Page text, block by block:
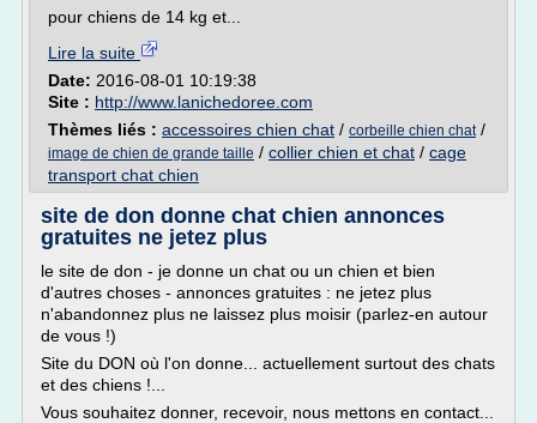
pour chiens de 14 kg et...
Lire la suite
Date: 2016-08-01 10:19:38
Site : http://www.lanichedoree.com
Thèmes liés : accessoires chien chat / corbeille chien chat/
image de chien de grande taille / collier chien et chat / cage
transport chat chien
site de don donne chat chien annonces
gratuites ne jetez plus
le site de don - je donne un chat ou un chien et bien
d'autres choses - annonces gratuites : ne jetez plus
n'abandonnez plus ne laissez plus moisir (parlez-en autour
de vous !)
Site du DON où l'on donne... actuellement surtout des chats
et des chiens !...
Vous souhaitez donner, recevoir, nous mettons en contact...